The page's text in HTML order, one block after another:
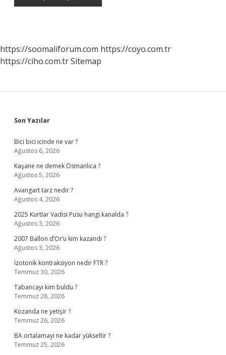
https://soomaliforum.com https://coyo.com.tr
https://ciho.com.trSitemap
Sidebar
Son Yazılar
Bici bici icinde ne var ?
Ağustos 6, 2026
Kaşane ne demek Osmanlıca ?
Ağustos 5, 2026
Avangart tarz nedir ?
Ağustos 4, 2026
2025 Kurtlar Vadisi Pusu hangi kanalda ?
Ağustos 3, 2026
2007 Ballon d’Or’u kim kazandı ?
Ağustos 3, 2026
İzotonik kontraksiyon nedir FTR ?
Temmuz 30, 2026
Tabancayı kim buldu ?
Temmuz 28, 2026
Kozanda ne yetişir ?
Temmuz 26, 2026
BA ortalamayı ne kadar yükseltir ?
Temmuz 25, 2026